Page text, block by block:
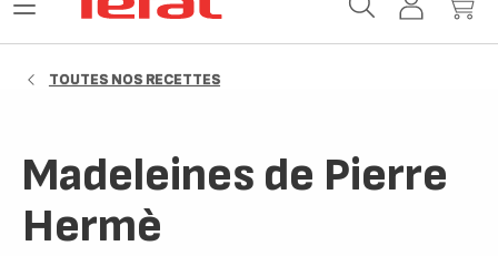
MonMon
Ouvrir
TOUTES NOS RECETTES
Madeleines de Pierre
Hermè